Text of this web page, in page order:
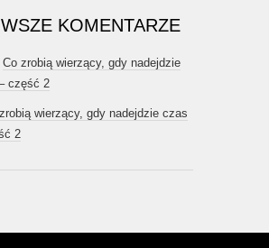
KOMENTARZE
Co zrobią wierzący, gdy nadejdzie
część 2
wierzący, gdy nadejdzie czas
2